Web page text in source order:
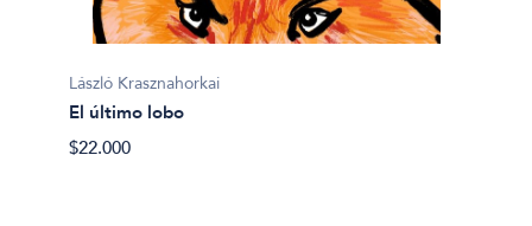
László Krasznahorkai
El último lobo
$22.000